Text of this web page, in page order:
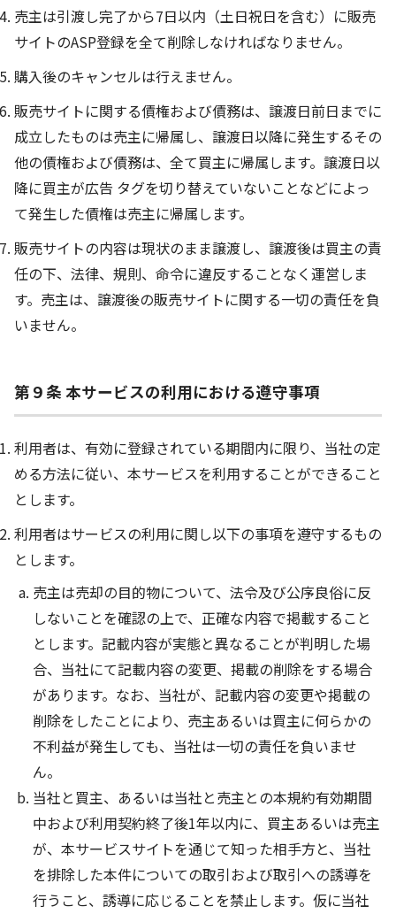
売主は引渡し完了から7日以内（土日祝日を含む）に販売
サイトのASP登録を全て削除しなければなりません。
購入後のキャンセルは行えません。
販売サイトに関する債権および債務は、譲渡日前日までに
成立したものは売主に帰属し、譲渡日以降に発生するその
他の債権および債務は、全て買主に帰属します。譲渡日以
降に買主が広告 タグを切り替えていないことなどによっ
て発生した債権は売主に帰属します。
販売サイトの内容は現状のまま譲渡し、譲渡後は買主の責
任の下、法律、規則、命令に違反することなく運営しま
す。売主は、譲渡後の販売サイトに関する一切の責任を負
いません。
第９条 本サービスの利用における遵守事項
利用者は、有効に登録されている期間内に限り、当社の定
める方法に従い、本サービスを利用することができること
とします。
利用者はサービスの利用に関し以下の事項を遵守するもの
とします。
売主は売却の目的物について、法令及び公序良俗に反
しないことを確認の上で、正確な内容で掲載すること
とします。記載内容が実態と異なることが判明した場
合、当社にて記載内容の変更、掲載の削除をする場合
があります。なお、当社が、記載内容の変更や掲載の
削除をしたことにより、売主あるいは買主に何らかの
不利益が発生しても、当社は一切の責任を負いませ
ん。
当社と買主、あるいは当社と売主との本規約有効期間
中および利用契約終了後1年以内に、買主あるいは売主
が、本サービスサイトを通じて知った相手方と、当社
を排除した本件についての取引および取引への誘導を
行うこと、誘導に応じることを禁止します。仮に当社